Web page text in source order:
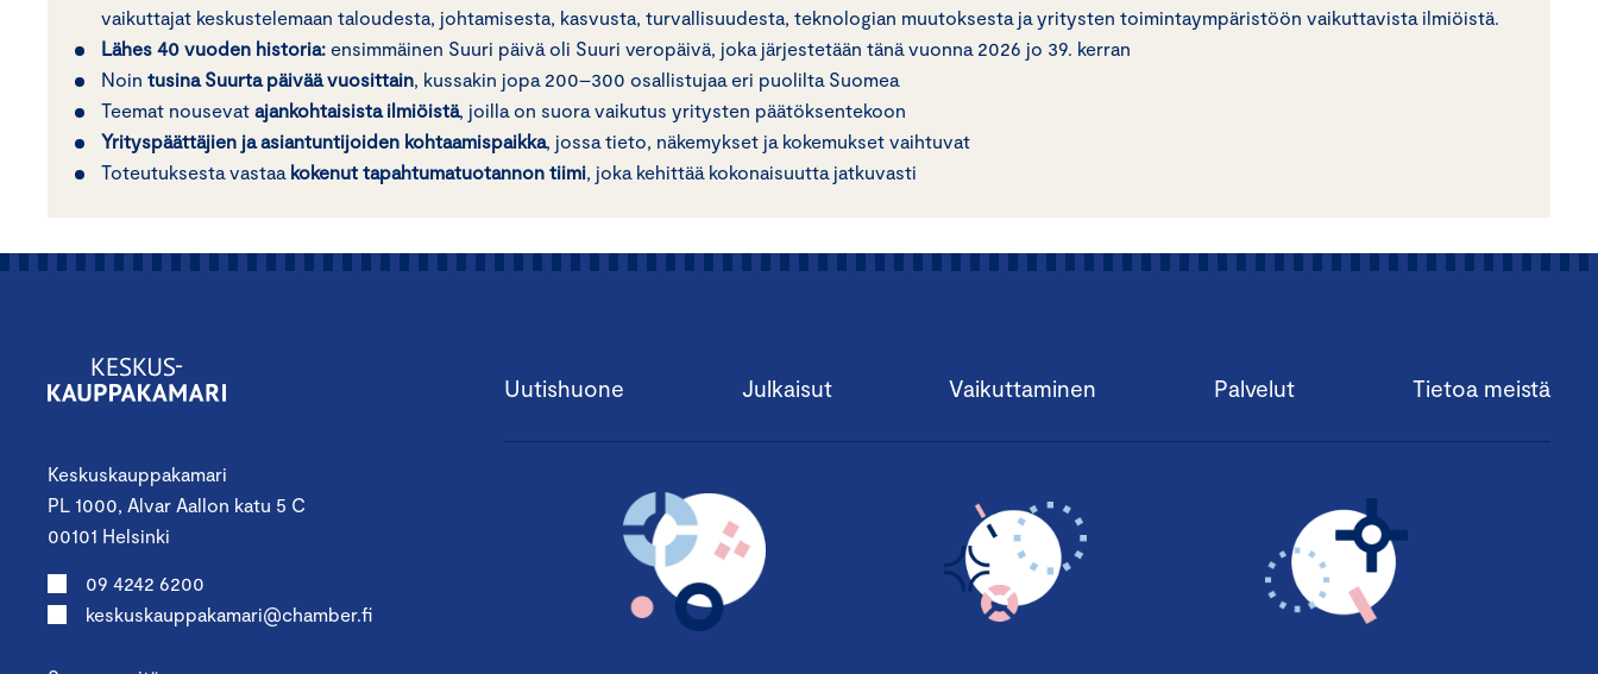
vaikuttajat keskustelemaan taloudesta, johtamisesta, kasvusta, turvallisuudesta, teknologian muutoksesta ja yritysten toimintaympäristöön vaikuttavista ilmiöistä.
Lähes 40 vuoden historia: ensimmäinen Suuri päivä oli Suuri veropäivä, joka järjestetään tänä vuonna 2026 jo 39. kerran
Noin tusina Suurta päivää vuosittain, kussakin jopa 200–300 osallistujaa eri puolilta Suomea
Teemat nousevat ajankohtaisista ilmiöistä, joilla on suora vaikutus yritysten päätöksentekoon
Yrityspäättäjien ja asiantuntijoiden kohtaamispaikka, jossa tieto, näkemykset ja kokemukset vaihtuvat
Toteutuksesta vastaa kokenut tapahtumatuotannon tiimi, joka kehittää kokonaisuutta jatkuvasti
Keskuskauppakamari
PL 1000, Alvar Aallon katu 5 C
00101 Helsinki
09 4242 6200
keskuskauppakamari@chamber.fi
Uutishuone Julkaisut Vaikuttaminen Palvelut Tietoa meistä